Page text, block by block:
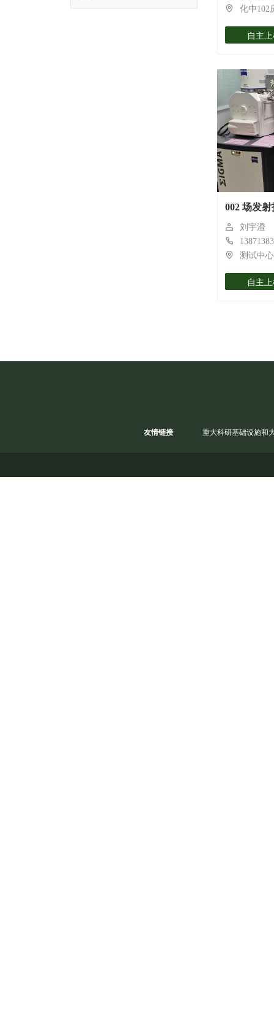
化中102
自主
002 场发
刘宇澄
测试中
自主
友情链接 重大科研基础设施和